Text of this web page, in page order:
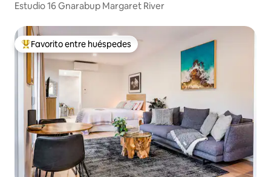
Estudio 16 Gnarabup Margaret River
Favorito entre huéspedes preferido
Favorito entre huéspedes